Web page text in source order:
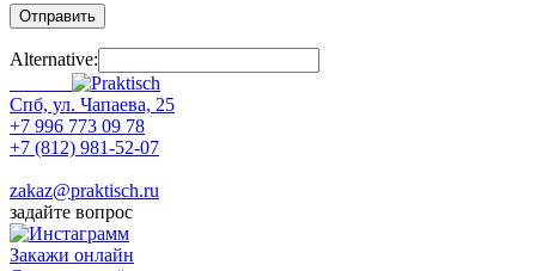
Alternative:
Спб, ул. Чапаева, 25
+7 996 773 09 78
+7 (812) 981-52-07
zakaz@praktisch.ru
задайте вопрос
Закажи онлайн